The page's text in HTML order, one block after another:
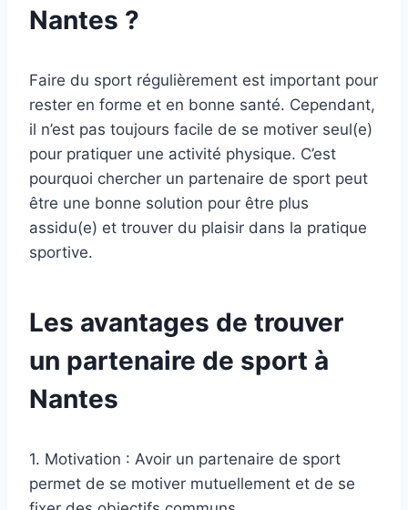
Nantes ?
Faire du sport régulièrement est important pour
rester en forme et en bonne santé. Cependant,
il n’est pas toujours facile de se motiver seul(e)
pour pratiquer une activité physique. C’est
pourquoi chercher un partenaire de sport peut
être une bonne solution pour être plus
assidu(e) et trouver du plaisir dans la pratique
sportive.
Les avantages de trouver
un partenaire de sport à
Nantes
1. Motivation : Avoir un partenaire de sport
permet de se motiver mutuellement et de se